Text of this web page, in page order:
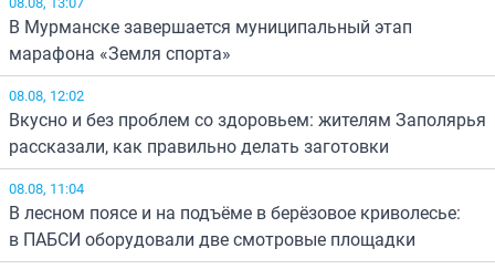
В Мурманске завершается муниципальный этап
марафона «Земля спорта»
08.08, 12:02
Вкусно и без проблем со здоровьем: жителям Заполярья
рассказали, как правильно делать заготовки
08.08, 11:04
В лесном поясе и на подъёме в берёзовое криволесье:
в ПАБСИ оборудовали две смотровые площадки